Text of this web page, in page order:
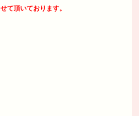
て頂いております。